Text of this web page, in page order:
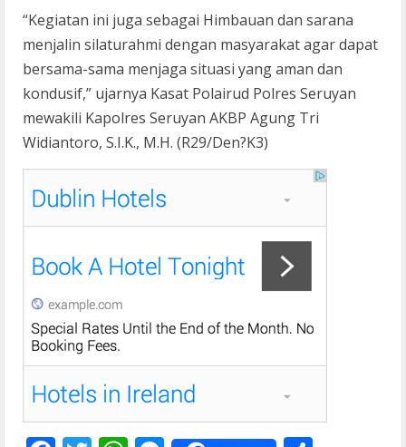
“Kegiatan ini juga sebagai Himbauan dan sarana
menjalin silaturahmi dengan masyarakat agar dapat
bersama-sama menjaga situasi yang aman dan
kondusif,” ujarnya Kasat Polairud Polres Seruyan
mewakili Kapolres Seruyan AKBP Agung Tri
Widiantoro, S.I.K., M.H. (R29/Den?K3)